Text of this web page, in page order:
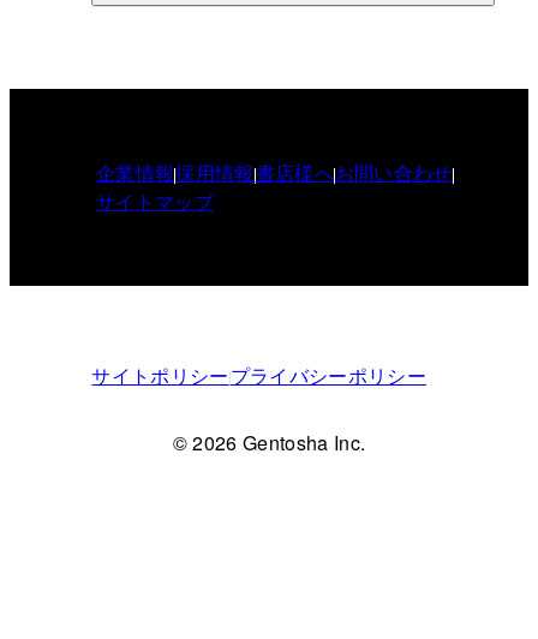
企業情報採用情報書店様へお問い合わせ
サイトマップ
サイトポリシープライバシーポリシー
© 2026 Gentosha Inc.